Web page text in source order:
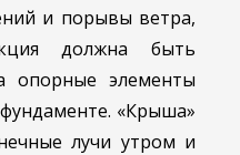
и порывы ветра,
должна быть
опорные элементы
«Крыша»
лучи утром и